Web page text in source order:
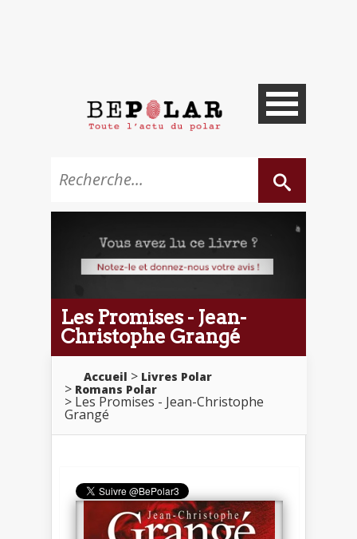
Les Promises - Jean-
Christophe Grangé
Accueil
Livres Polar
Romans Polar
Les Promises - Jean-Christophe
Grangé